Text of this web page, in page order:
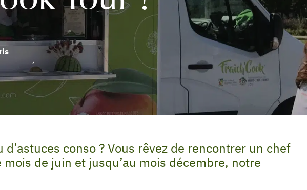
conso ? Vous rêvez de rencontrer un chef
de juin et jusqu’au mois décembre, notre